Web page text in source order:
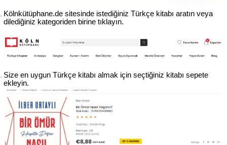
Kölnkütüphane.de sitesinde istediğiniz Türkçe kitabı aratın veya
dilediğiniz kategoriden birine tıklayın.
Size en uygun Türkçe kitabı almak için seçtiğiniz kitabı sepete
ekleyin.